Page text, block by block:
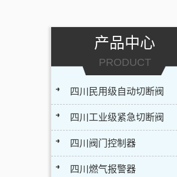
产品中心
PRODUCT
四川民用级自动切断阀
四川工业级紧急切断阀
四川阀门控制器
四川燃气报警器